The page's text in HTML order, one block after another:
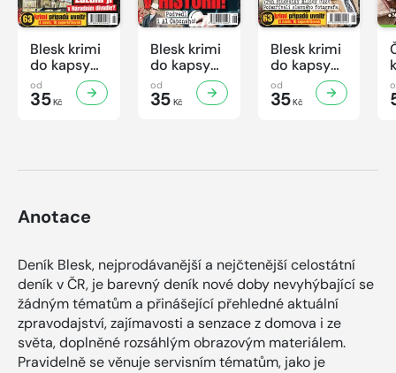
Blesk krimi
do kapsy
č.7/2026
od
35Kč
Blesk krimi
do kapsy
č.6/2026
od
35Kč
Blesk krimi
do kapsy
č.5/2026
od
35Kč
Anotace
Deník Blesk, nejprodávanější a nejčtenější celostátní
deník v ČR, je barevný deník nové doby nevyhýbající se
žádným tématům a přinášející přehledné aktuální
zpravodajství, zajímavosti a senzace z domova i ze
světa, doplněné rozsáhlým obrazovým materiálem.
Pravidelně se věnuje servisním tématům, jako je